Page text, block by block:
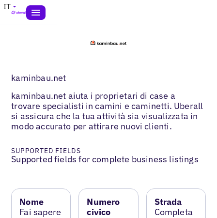
IT
kaminbau.net
kaminbau.net aiuta i proprietari di case a
trovare specialisti in camini e caminetti. Uberall
si assicura che la tua attività sia visualizzata in
modo accurato per attirare nuovi clienti.
SUPPORTED FIELDS
Supported fields for complete business listings
Nome
Fai sapere
Numero
civico
Strada
Completa